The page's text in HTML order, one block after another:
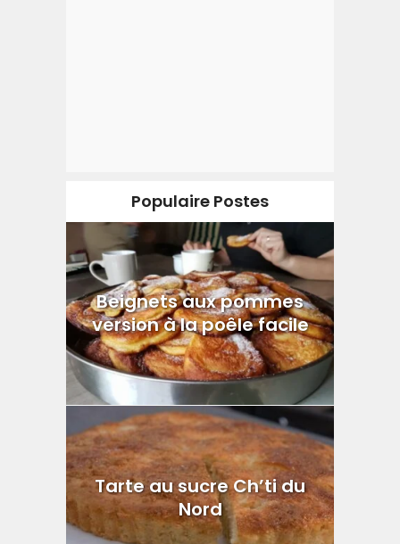
Populaire Postes
Beignets aux pommes
version à la poêle facile
Tarte au sucre Ch’ti du
Nord